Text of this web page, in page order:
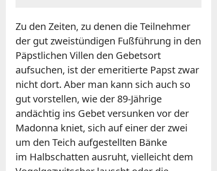
Zu den Zeiten, zu denen die Teilnehmer
der gut zweistündigen Fußführung in den
Päpstlichen Villen den Gebetsort
aufsuchen, ist der emeritierte Papst zwar
nicht dort. Aber man kann sich auch so
gut vorstellen, wie der 89-Jährige
andächtig ins Gebet versunken vor der
Madonna kniet, sich auf einer der zwei
um den Teich aufgestellten Bänke
im Halbschatten ausruht, vielleicht dem